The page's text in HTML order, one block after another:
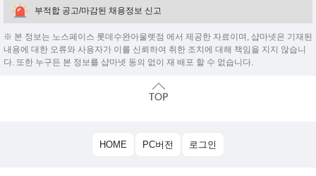
부적합 공고/마감된 채용정보 신고
※ 본 정보는 노스페이스 롯데수완아울렛점 에서 제공한 자료이며, 샵마넷은 기재된
내용에 대한 오류와 사용자가 이를 신뢰하여 취한 조치에 대해 책임을 지지 않습니
다. 또한 누구든 본 정보를 샵마넷 동의 없이 재 배포 할 수 없습니다.
HOME PC버전 로그인